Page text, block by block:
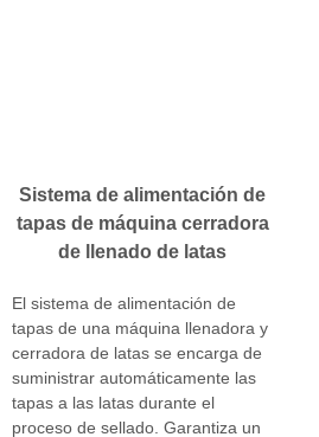
Sistema de alimentación de
tapas de máquina cerradora
de llenado de latas
El sistema de alimentación de
tapas de una máquina llenadora y
cerradora de latas se encarga de
suministrar automáticamente las
tapas a las latas durante el
proceso de sellado. Garantiza un